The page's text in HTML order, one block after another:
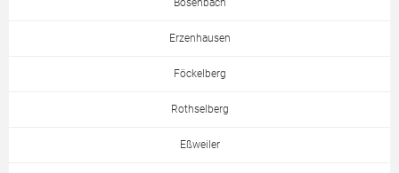
Bosenbach
Erzenhausen
Föckelberg
Rothselberg
Eßweiler